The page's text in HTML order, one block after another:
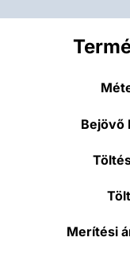
Bejövő
Merítési